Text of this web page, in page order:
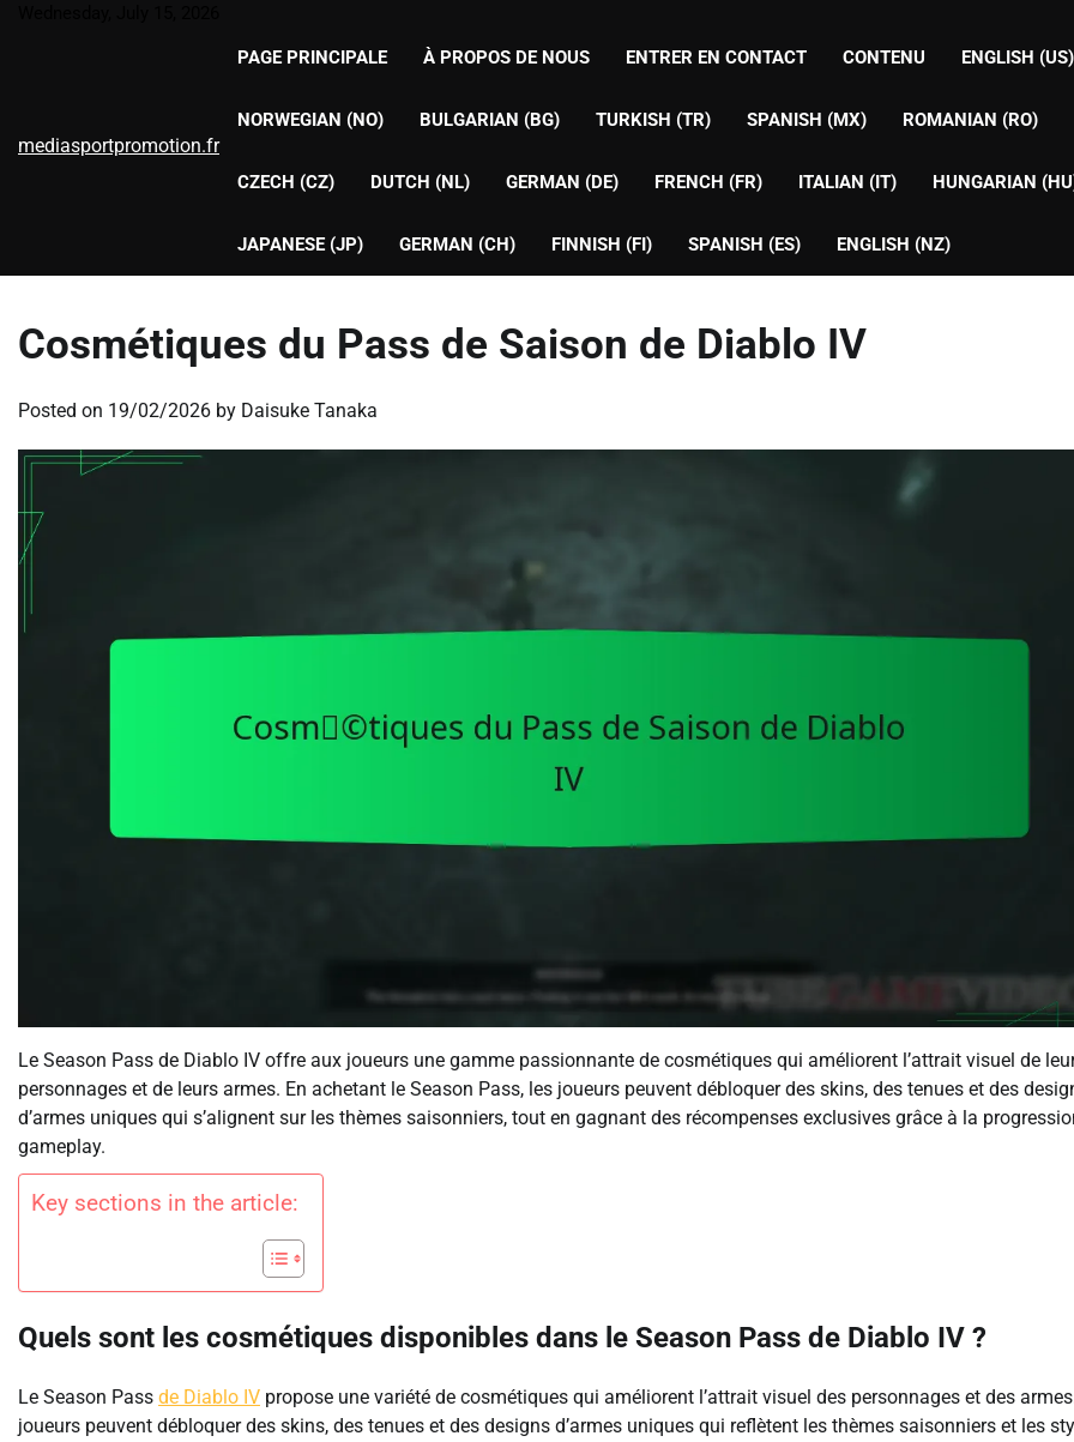
mediasportpromotion.fr
PAGE PRINCIPALE À PROPOS DE NOUS ENTRER EN CONTACT CONTENU ENGLISH (US)
NORWEGIAN (NO) BULGARIAN (BG) TURKISH (TR) SPANISH (MX) ROMANIAN (RO)
CZECH (CZ) DUTCH (NL) GERMAN (DE) FRENCH (FR) ITALIAN (IT) HUNGARIAN
JAPANESE (JP) GERMAN (CH) FINNISH (FI) SPANISH (ES) ENGLISH (NZ)
Cosmétiques du Pass de Saison de Diablo IV
Posted on 19/02/2026 by Daisuke Tanaka
Le Season Pass de Diablo IV offre aux joueurs une gamme passionnante de cosmétiques qui améliorent l’attrait visuel de
personnages et de leurs armes. En achetant le Season Pass, les joueurs peuvent débloquer des skins, des tenues et des
d’armes uniques qui s’alignent sur les thèmes saisonniers, tout en gagnant des récompenses exclusives grâce à la
gameplay.
Key sections in the article:
Quels sont les cosmétiques disponibles dans le Season Pass de Diablo IV ?
Le Season Pass de Diablo IV propose une variété de cosmétiques qui améliorent l’attrait visuel des personnages et des
joueurs peuvent débloquer des skins, des tenues et des designs d’armes uniques qui reflètent les thèmes saisonniers et les